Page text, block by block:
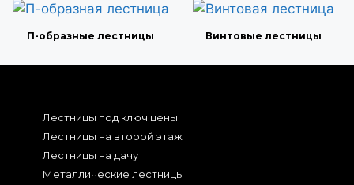
П-образные лестницы Винтовые лестницы
Лестницы под ключ цены
Лестницы на второй этаж
Лестницы на дачу
Металлические лестницы